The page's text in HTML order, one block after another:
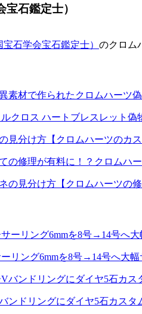
石鑑定士）
石学会宝石鑑定士） のクロム
素材で作られたクロムハーツ
クロス ハートブレスレット偽
見分け方【クロムハーツのカス
の修理が有料に！？クロムハ
の見分け方【クロムハーツの
リング6mmを8号→14号へ大
ンドリングにダイヤ5石カスタ